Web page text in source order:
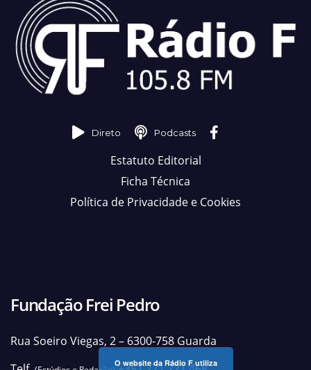
Direto Podcasts
Estatuto Editorial
Ficha Técnica
Política de Privacidade e Cookies
Fundação Frei Pedro
Rua Soeiro Viegas, 2 – 6300-758 Guarda
O website da Rádio F utiliza